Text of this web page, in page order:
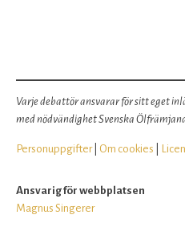
Varje debattör ansvarar för sitt eget
med nödvändighet Svenska
Personuppgifter| Om cookies
Ansvarig för webbplatsen
Magnus Singerer